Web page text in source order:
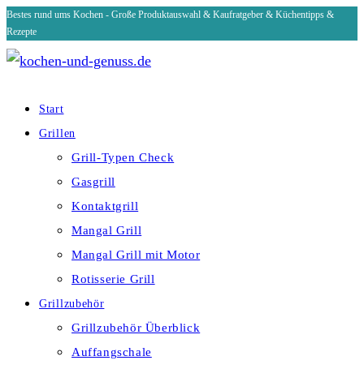
Zum
Inhalt
springen
Bestes rund ums Kochen - Große Produktauswahl & Kaufratgeber & Küchentipps &
Rezepte
Start
Grillen
Grill-Typen Check
Gasgrill
Kontaktgrill
Mangal Grill
Mangal Grill mit Motor
Rotisserie Grill
Grillzubehör
Grillzubehör Überblick
Auffangschale